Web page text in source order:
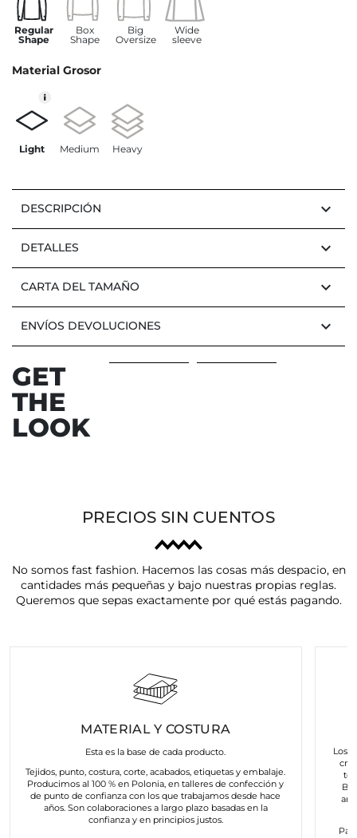
Regular
Shape
Box
Shape
Big
Oversize
Wide
sleeve
Material Grosor
Light Medium Heavy
DESCRIPCIÓN keyboard_arrow_down
DETALLES keyboard_arrow_down
CARTA DEL TAMAÑO keyboard_arrow_down
ENVÍOS DEVOLUCIONES keyboard_arrow_down
GET
THE
LOOK
PRECIOS SIN CUENTOS
No somos fast fashion. Hacemos las cosas más despacio, en
cantidades más pequeñas y bajo nuestras propias reglas.
Queremos que sepas exactamente por qué estás pagando.
MATERIAL Y COSTURA
Esta es la base de cada producto.
Tejidos, punto, costura, corte, acabados, etiquetas y embalaje.
Producimos al 100 % en Polonia, en talleres de confección y
de punto de confianza con los que trabajamos desde hace
años. Son colaboraciones a largo plazo basadas en la
confianza y en principios justos.
Los